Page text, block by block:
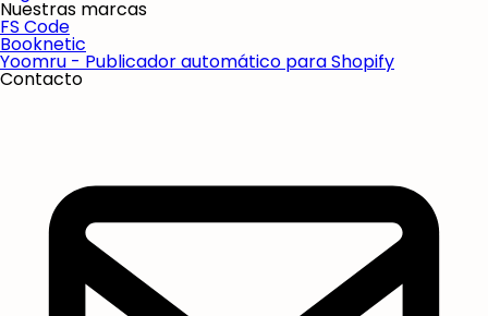
Nuestras marcas
FS Code
Booknetic
Yoomru - Publicador automático para Shopify
Contacto